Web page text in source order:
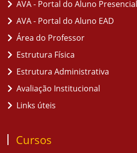
AVA - Portal do Aluno Presencial
AVA - Portal do Aluno EAD
Área do Professor
Estrutura Física
Estrutura Administrativa
Avaliação Institucional
Links úteis
Cursos